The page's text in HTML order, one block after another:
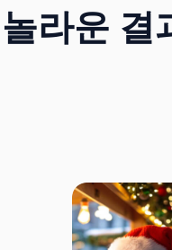
놀라운 결